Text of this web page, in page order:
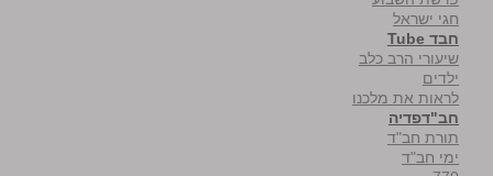
חגי ישראל
חבד Tube
שיעורי הרב כלב
ילדים
לראות את מלכנו
חב"דפדיה
תורת חב"ד
ימי חב"ד